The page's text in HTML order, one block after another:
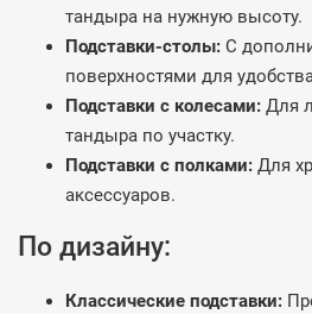
тандыра на нужную высоту.
Подставки-столы: С
поверхностями для
Подставки с колесами: Для
тандыра по участку.
Подставки с полками: Для
аксессуаров.
По дизайну:
Классические подставки: